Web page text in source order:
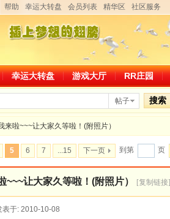
帮助 幸运大转盘 会员列表 精华区 社区服务
幸运大转盘 游戏大厅 RR庄园
帖子 搜索
来啦~~~让大家久等啦！(附照片）
5 6 7 ...15 下一页 到第 页
~~~让大家久等啦！(附照片） [复制链接]
表于: 2010-10-08